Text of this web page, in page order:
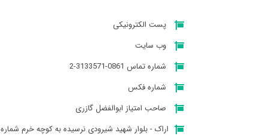
پست الکترونیکی
وب سایت
شماره تماس 0861-3133571-2
شماره فکس
صاحب امتیاز ابوالفضل گازری
اراک - بلوار شهید شیرودی نرسیده به کوچه خرم شماره 3343